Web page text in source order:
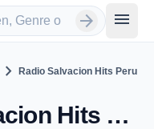
arrow_forward menu
chevron_right Radio Salvacion Hits Peru
Radio Salvacion Hits Peru - San Juan de Lurigancho